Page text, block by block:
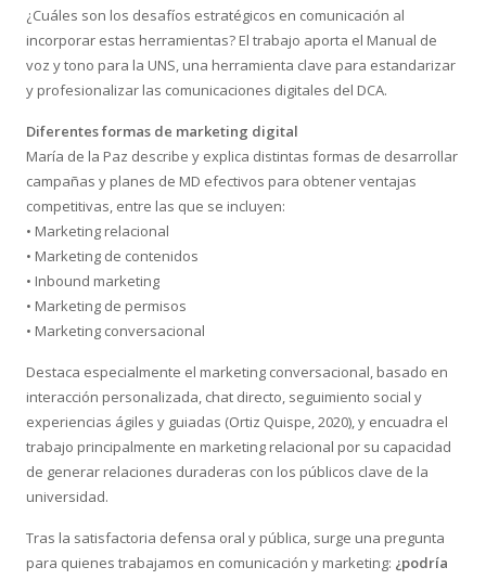
¿Cuáles son los desafíos estratégicos en comunicación al
incorporar estas herramientas? El trabajo aporta el Manual de
voz y tono para la UNS, una herramienta clave para estandarizar
y profesionalizar las comunicaciones digitales del DCA.
Diferentes formas de marketing digital
María de la Paz describe y explica distintas formas de desarrollar
campañas y planes de MD efectivos para obtener ventajas
competitivas, entre las que se incluyen:
• Marketing relacional
• Marketing de contenidos
• Inbound marketing
• Marketing de permisos
• Marketing conversacional
Destaca especialmente el marketing conversacional, basado en
interacción personalizada, chat directo, seguimiento social y
experiencias ágiles y guiadas (Ortiz Quispe, 2020), y encuadra el
trabajo principalmente en marketing relacional por su capacidad
de generar relaciones duraderas con los públicos clave de la
universidad.
Tras la satisfactoria defensa oral y pública, surge una pregunta
para quienes trabajamos en comunicación y marketing: ¿podría